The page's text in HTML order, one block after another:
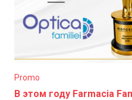
Promo
В этом году Farmacia